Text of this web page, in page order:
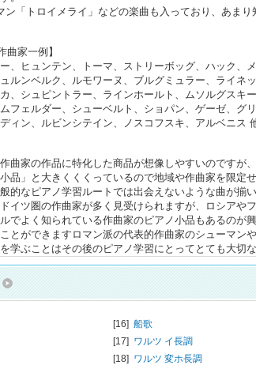
「トロイメライ」などの楽曲も入っており、あま
曲家一例】
、ヒュンテン、トーマ、ストリーボッグ、ハック、
ルンベルク、ルモワーヌ、ブルグミュラー、ライネ
、シュピントラー、ラインホールト、ムソルグスキ
フェルダー、シューベルト、ショパン、ゲーゼ、グ
ィン、ルビンシテイン、ノスコフスキ、アルベニス
曲家の作品に特化した商品が想像しやすいのですが
品」と大きくくくっているので地域や作曲家を限定
的なピアノ学習ルートでは出会えないような曲が揃
イツ圏の作曲家が多く見受けられますが、ロシアや
でよく知られている作曲家のピアノ小品もあるのが
とができますロマン派の代表的作曲家のシューマン
学ぶことはその後のピアノ学習にとってとても大切
[16] 船歌
[17] ワルツ イ長調
[18] ワルツ 変ホ長調